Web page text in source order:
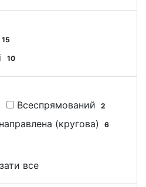
15
10
Всеспрямований 2
​​(кругова) 6
все